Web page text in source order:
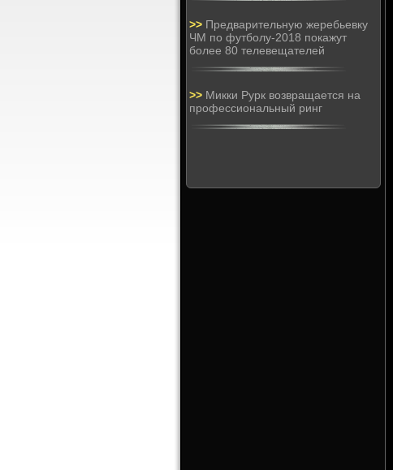
>> Предварительную жеребьевку
ЧМ по футболу-2018 покажут
более 80 телевещателей
>> Микки Рурк возвращается на
профессиональный ринг